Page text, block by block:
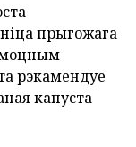
прыгожага
моцным
рэкамендуе
капуста